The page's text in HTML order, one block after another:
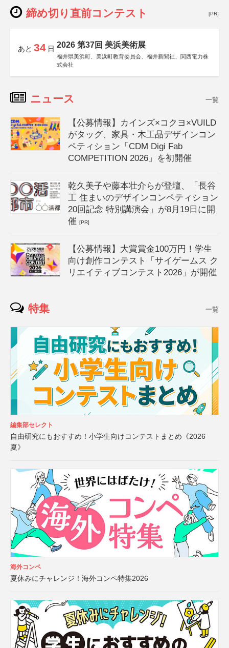
締め切り直前コンテスト [PR]
あと 34 日 2026 第37回 美浜美術展
福井県美浜町、美浜町教育委員会、福井新聞社、関西電力株
式会社
ニュース 一覧
【公募情報】カインズ×コクヨ×VUILD
がタッグ、家具・木工品デザインコン
ペティション「CDM Digi Fab
COMPETITION 2026」を初開催
乾久美子や藤本壮介らが登壇、「長谷
工 住まいのデザインコンペティション
20回記念 特別講演会」が8月19日に開
催[PR]
【公募情報】大賞賞金100万円！学生
向け創作コンテスト「サイゲームス ク
リエイティブコンテスト2026」が開催
特集 一覧
編集部セレクト
自由研究にもおすすめ！小学生向けコンテストまとめ《2026
夏》
海外コンペ
夏休みにチャレンジ！海外コンペ特集2026